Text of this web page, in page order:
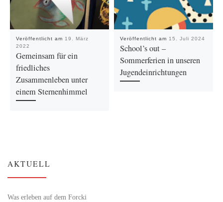
Veröffentlicht am 19. März
2022
Gemeinsam für ein
friedliches
Zusammenleben unter
einem Sternenhimmel
Veröffentlicht am 15. Juli 2024
School’s out –
Sommerferien in unseren
Jugendeinrichtungen
AKTUELL
Was erleben auf dem Forcki